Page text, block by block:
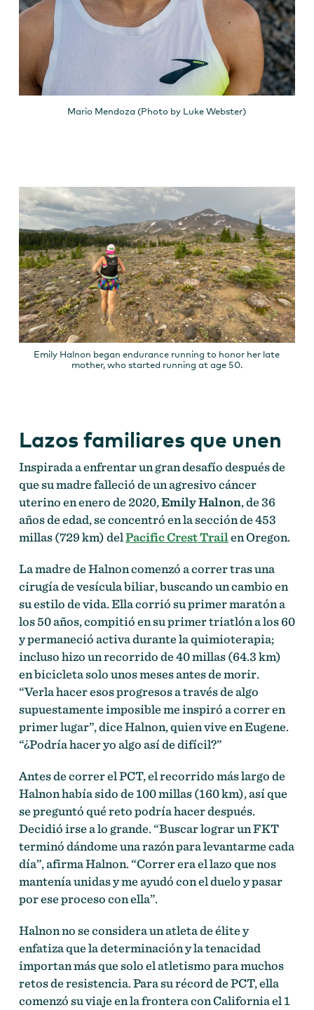
Mario Mendoza (Photo by Luke Webster)
Emily Halnon began endurance running to honor her late
mother, who started running at age 50.
Lazos familiares que unen
Inspirada a enfrentar un gran desafío después de
que su madre falleció de un agresivo cáncer
uterino en enero de 2020,Emily Halnon, de 36
años de edad, se concentró en la sección de 453
millas (729 km) delPacific Crest Trailen Oregon.
La madre de Halnon comenzó a correr tras una
cirugía de vesícula biliar, buscando un cambio en
su estilo de vida. Ella corrió su primer maratón a
los 50 años, compitió en su primer triatlón a los 60
y permaneció activa durante la quimioterapia;
incluso hizo un recorrido de 40 millas (64.3 km)
en bicicleta solo unos meses antes de morir.
“Verla hacer esos progresos a través de algo
supuestamente imposible me inspiró a correr en
primer lugar”, dice Halnon, quien vive en Eugene.
“¿Podría hacer yo algo así de difícil?”
Antes de correr el PCT, el recorrido más largo de
Halnon había sido de 100 millas (160 km), así que
se preguntó qué reto podría hacer después.
Decidió irse a lo grande. “Buscar lograr un FKT
terminó dándome una razón para levantarme cada
día”, afirma Halnon. “Correr era el lazo que nos
mantenía unidas y me ayudó con el duelo y pasar
por ese proceso con ella”.
Halnon no se considera un atleta de élite y
enfatiza que la determinación y la tenacidad
importan más que solo el atletismo para muchos
retos de resistencia. Para su récord de PCT, ella
comenzó su viaje en la frontera con California el 1